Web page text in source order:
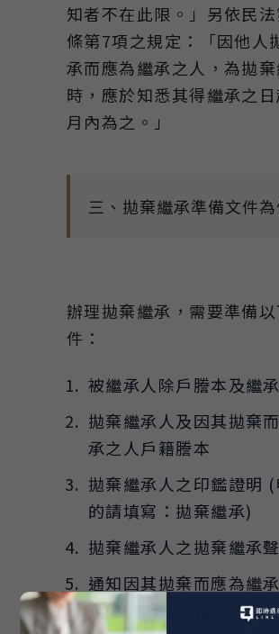
知者不在此限。」另依民
條第7項之規定：「因他人
承而應為繼承之人，為拋
時，應於知悉其得繼承之
月內為之。」
三、拋棄繼承準備文件為
辦理拋棄繼承，需要準備
件：
被繼承人除戶謄本及繼
拋棄繼承人及因其拋棄
承之人戶籍謄本
拋棄繼承人之印鑑證明 (
的請填寫：拋棄繼承)
拋棄繼承人之拋棄繼承
通知因其拋棄而應為繼
存證信函及回執